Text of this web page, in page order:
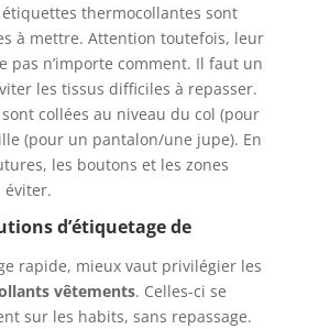
thermocollantes sont
à mettre. Attention toutefois, leur
pas n’importe comment. Il faut un
les tissus difficiles à repasser.
collées au niveau du col (pour
(pour un pantalon/une jupe). En
les boutons et les zones
éviter.
d’étiquetage de
rapide, mieux vaut privilégier les
vêtements. Celles-ci se
sur les habits, sans repassage.